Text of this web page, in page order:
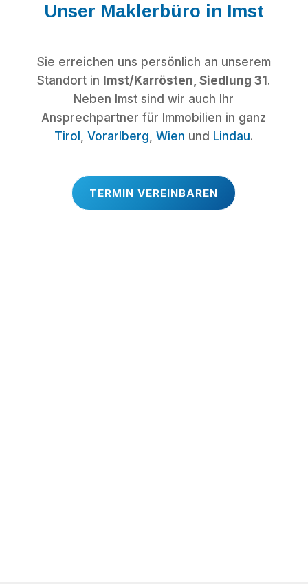
Unser Maklerbüro in Imst
Sie erreichen uns persönlich an unserem
Standort in Imst/Karrösten, Siedlung 31.
Neben Imst sind wir auch Ihr
Ansprechpartner für Immobilien in ganz
Tirol ,Vorarlberg ,Wien und Lindau.
TERMIN VEREINBAREN